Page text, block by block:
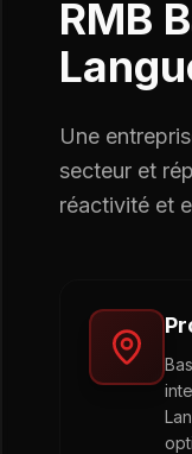
RMB
Une
secteur et
réactivité et